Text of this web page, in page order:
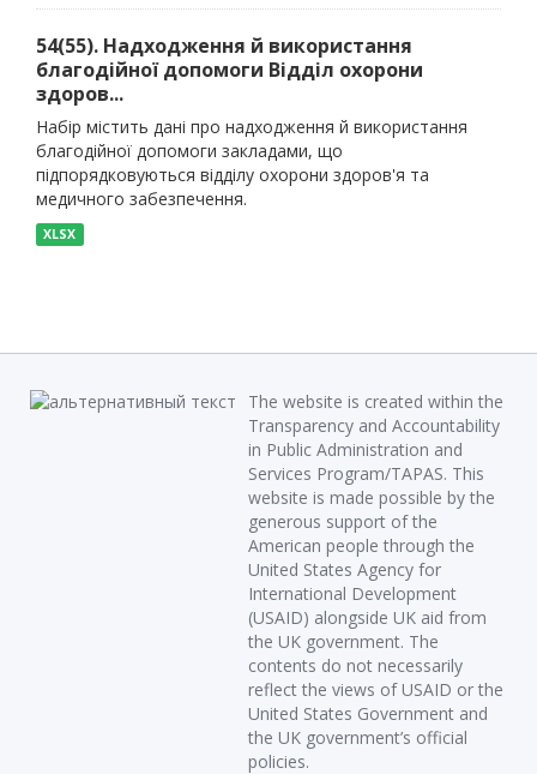
54(55). Надходження й використання
благодійної допомоги Відділ охорони
здоров...
Набір містить дані про надходження й використання
благодійної допомоги закладами, що
підпорядковуються відділу охорони здоров'я та
медичного забезпечення.
XLSX
The website is created within the
Transparency and Accountability
in Public Administration and
Services Program/TAPAS. This
website is made possible by the
generous support of the
American people through the
United States Agency for
International Development
(USAID) alongside UK aid from
the UK government. The
contents do not necessarily
reflect the views of USAID or the
United States Government and
the UK government’s official
policies.